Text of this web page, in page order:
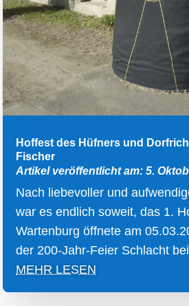
Hoffest des Hüfners und
Fischer
Artikel veröffentlicht am: 5.
Nach liebevoller und
war es endlich soweit, das 1.
Wartenburg öffnete am
der 200-Jahr-Feier Schlacht
MEHR LESEN